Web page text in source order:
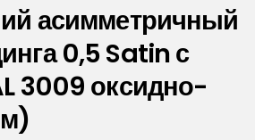
асимметричный
0,5 Satin с
3009 оксидно-